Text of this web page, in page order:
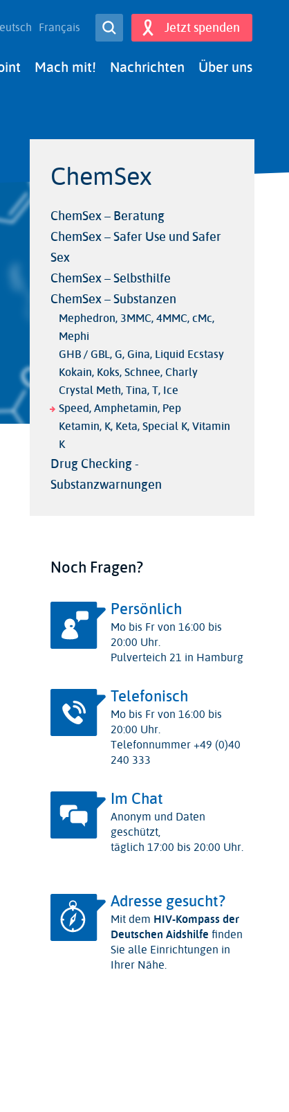
Mach mit! Nachrichten Über uns
Français Open SearchJetzt spenden
ChemSex
ChemSex – Beratung
ChemSex – Safer Use und Safer
Sex
ChemSex – Selbsthilfe
ChemSex – Substanzen
Mephedron, 3MMC, 4MMC, cMc,
Mephi
GHB / GBL, G, Gina, Liquid Ecstasy
Kokain, Koks, Schnee, Charly
Crystal Meth, Tina, T, Ice
Speed, Amphetamin, Pep
Ketamin, K, Keta, Special K, Vitamin
K
Drug Checking -
Substanzwarnungen
Noch Fragen?
Persönlich
Mo bis Fr von 16:00 bis
20:00 Uhr.
Pulverteich 21 in Hamburg
Telefonisch
Mo bis Fr von 16:00 bis
20:00 Uhr.
Telefonnummer +49 (0)40
240 333
Im Chat
Anonym und Daten
geschützt,
täglich 17:00 bis 20:00 Uhr.
Adresse gesucht?
Mit dem HIV-Kompass der
Deutschen Aidshilfe finden
Sie alle Einrichtungen in
Ihrer Nähe.